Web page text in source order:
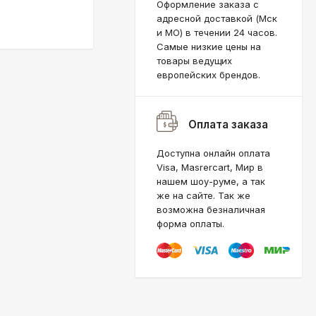
Оформление заказа с
адресной доставкой (Мск
и МО) в течении 24 часов.
Самые низкие цены на
товары ведущих
европейских брендов.
Оплата заказа
Доступна онлайн оплата
Visa, Masrercart, Мир в
нашем шоу-руме, а так
же на сайте. Так же
возможна безналичная
форма оплаты.